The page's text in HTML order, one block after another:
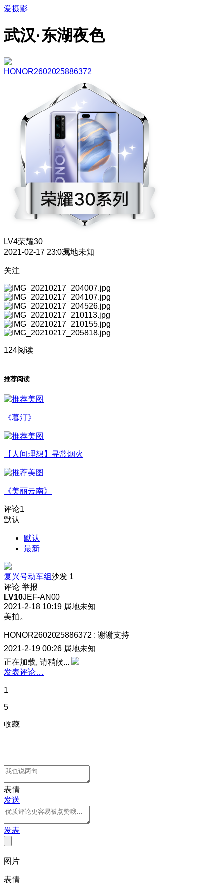
爱摄影
武汉·东湖夜色
HONOR2602025886372
LV4荣耀30
2021-02-17 23:03属地未知
关注
124阅读
推荐阅读
《暮汀》
【人间理想】寻常烟火
《美丽云南》
评论1
默认
默认
最新
复兴号动车组沙发 1
评论 举报
LV10JEF-AN00
2021-2-18 10:19 属地未知
美拍。
HONOR2602025886372 : 谢谢支持
2021-2-19 00:26 属地未知
正在加载, 请稍候...
发表评论…
1
5
收藏
表情
发送
发表
图片
表情